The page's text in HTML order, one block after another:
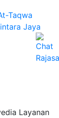
Taqwa
Jaya
Layanan